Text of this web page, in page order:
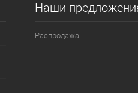
Наши
Распродажа